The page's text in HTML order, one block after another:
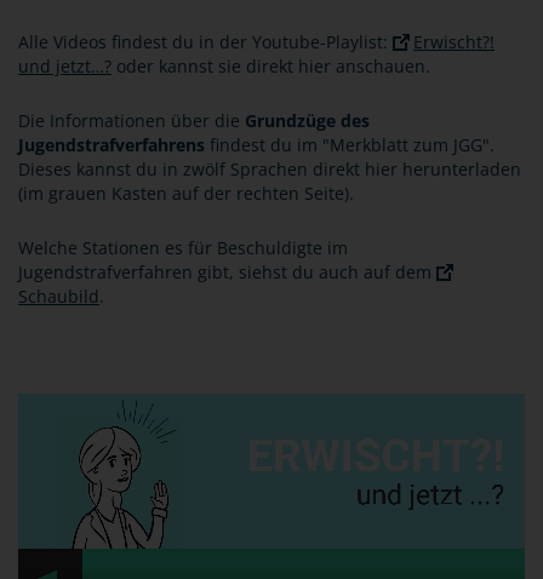
Alle Videos findest du in der Youtube-Playlist:
Erwischt?!
und jetzt…? oder kannst sie direkt hier anschauen.
Die Informationen über die Grundzüge des
Jugendstrafverfahrens findest du im "Merkblatt zum JGG".
Dieses kannst du in zwölf Sprachen direkt hier herunterladen
(im grauen Kasten auf der rechten Seite).
Welche Stationen es für Beschuldigte im
Jugendstrafverfahren gibt, siehst du auch auf dem
Schaubild.